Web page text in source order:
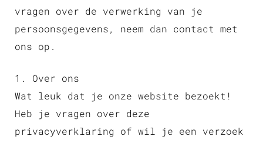
vragen over de verwerking van je
persoonsgegevens, neem dan contact met
ons op.
1. Over ons
Wat leuk dat je onze website bezoekt!
Heb je vragen over deze
privacyverklaring of wil je een verzoek